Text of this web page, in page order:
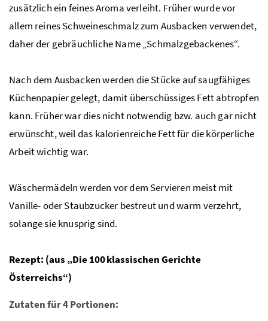
zusätzlich ein feines Aroma verleiht. Früher wurde vor
allem reines Schweineschmalz zum Ausbacken verwendet,
daher der gebräuchliche Name „Schmalzgebackenes“.
Nach dem Ausbacken werden die Stücke auf saugfähiges
Küchenpapier gelegt, damit überschüssiges Fett abtropfen
kann. Früher war dies nicht notwendig bzw. auch gar nicht
erwünscht, weil das kalorienreiche Fett für die körperliche
Arbeit wichtig war.
Wäschermädeln werden vor dem Servieren meist mit
Vanille- oder Staubzucker bestreut und warm verzehrt,
solange sie knusprig sind.
Rezept: (aus „Die 100 klassischen Gerichte
Österreichs“)
Zutaten für 4 Portionen: